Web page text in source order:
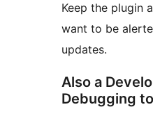
Keep the plugin
want to be
updates.
Also a
Debugging